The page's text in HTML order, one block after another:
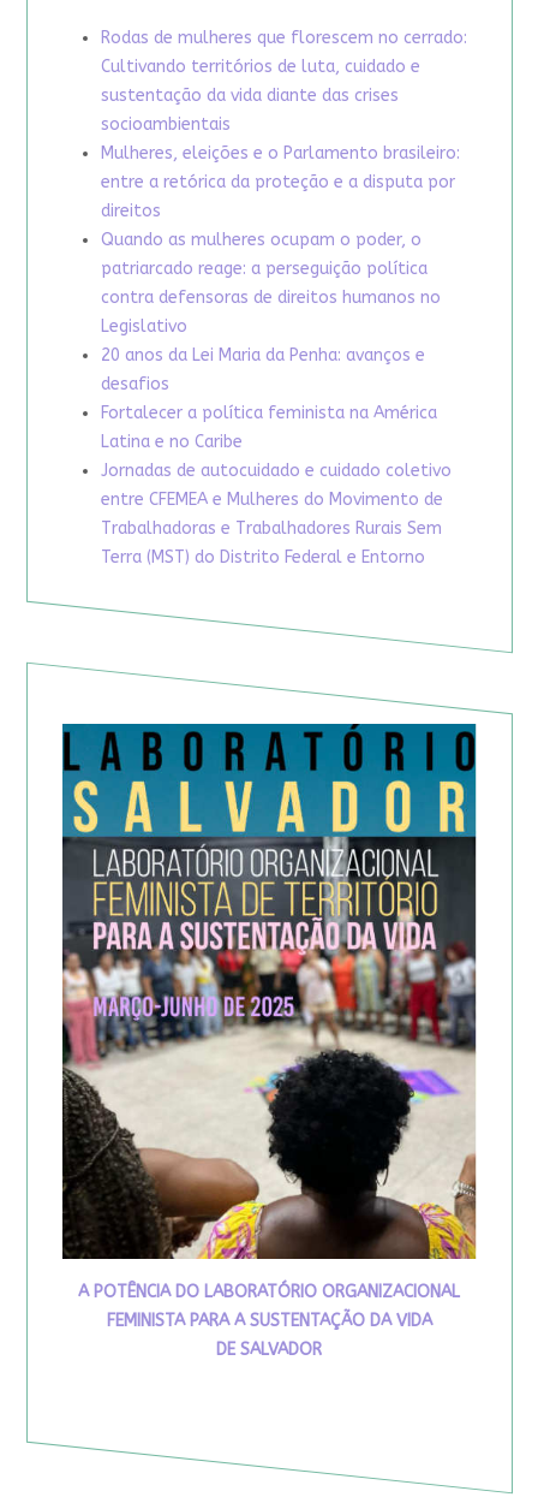
Rodas de mulheres que florescem no cerrado:
Cultivando territórios de luta, cuidado e
sustentação da vida diante das crises
socioambientais
Mulheres, eleições e o Parlamento brasileiro:
entre a retórica da proteção e a disputa por
direitos
Quando as mulheres ocupam o poder, o
patriarcado reage: a perseguição política
contra defensoras de direitos humanos no
Legislativo
20 anos da Lei Maria da Penha: avanços e
desafios
Fortalecer a política feminista na América
Latina e no Caribe
Jornadas de autocuidado e cuidado coletivo
entre CFEMEA e Mulheres do Movimento de
Trabalhadoras e Trabalhadores Rurais Sem
Terra (MST) do Distrito Federal e Entorno
A POTÊNCIA DO LABORATÓRIO ORGANIZACIONAL
FEMINISTA PARA A SUSTENTAÇÃO DA VIDA
DE SALVADOR